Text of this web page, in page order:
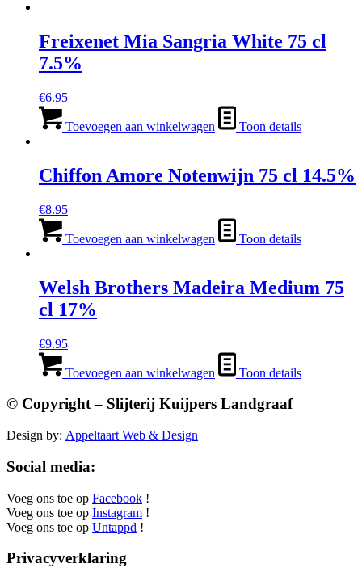
Freixenet Mia Sangria White 75 cl
7.5%
€6.95
Toevoegen aan winkelwagen Toon details
Chiffon Amore Notenwijn 75 cl 14.5%
€8.95
Toevoegen aan winkelwagen Toon details
Welsh Brothers Madeira Medium 75
cl 17%
€9.95
Toevoegen aan winkelwagen Toon details
© Copyright – Slijterij Kuijpers Landgraaf
Design by: Appeltaart Web & Design
Social media:
Voeg ons toe op Facebook !
Voeg ons toe op Instagram !
Voeg ons toe op Untappd !
Privacyverklaring